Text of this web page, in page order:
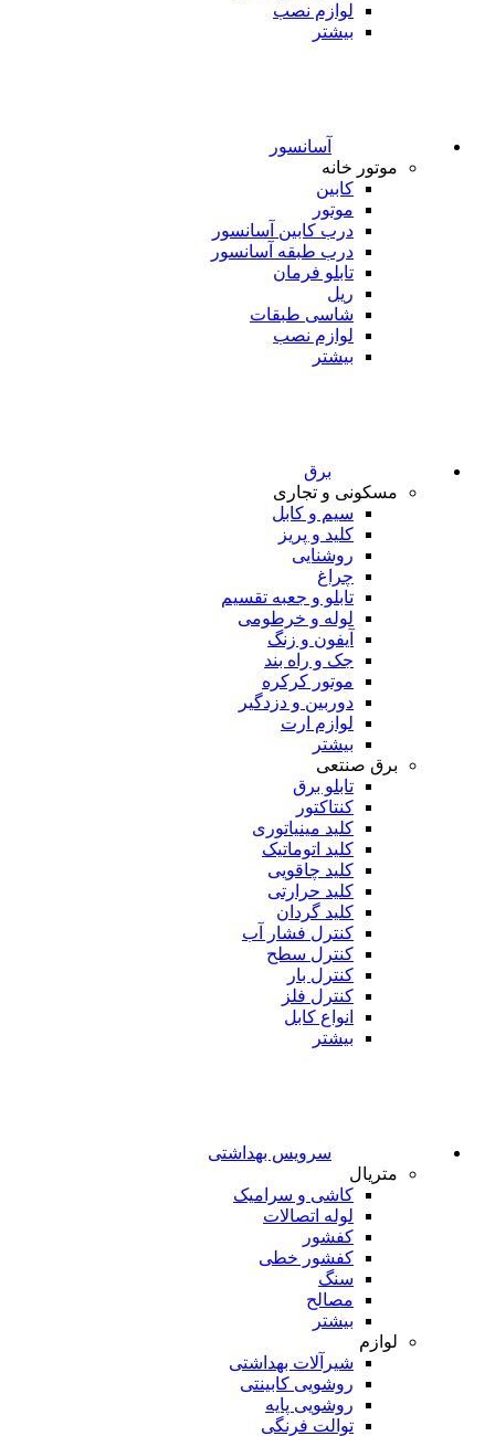
لوازم نصب
بیشتر
آسانسور
موتور خانه
کابین
موتور
درب کابین آسانسور
درب طبقه آسانسور
تابلو فرمان
ریل
شاسی طبقات
لوازم نصب
بیشتر
برق
مسکونی و تجاری
سیم و کابل
کلید و پریز
روشنایی
چراغ
تابلو و جعبه تقسیم
لوله و خرطومی
آیفون و زنگ
جک و راه بند
موتور کرکره
دوربین و دزدگیر
لوازم ارت
بیشتر
برق صنتعی
تابلو برق
کنتاکتور
کلید مینیاتوری
کلید اتوماتیک
کلید چاقویی
کلید حرارتی
کلید گردان
کنترل فشار آب
کنترل سطح
کنترل بار
کنترل فلز
انواع کابل
بیشتر
سرویس بهداشتی
متریال
کاشی و سرامیک
لوله اتصالات
کفشور
کفشور خطی
سنگ
مصالح
بیشتر
لوازم
شیرآلات بهداشتی
روشویی کابینتی
روشویی پایه
توالت فرنگی